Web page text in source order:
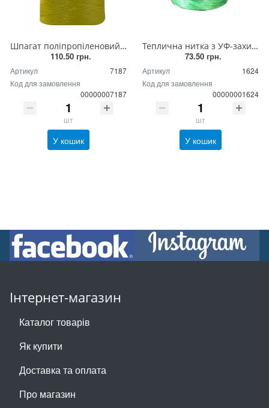
Шпагат поліпропіленовий Jute RD 400 грам
110.50 грн.
Артикул
7187
Код для замовлення
00000007187
шт
У кошик
Теплична нитка з УФ-захисною добавкою від дії сонця 250 гр
73.50 грн.
Артикул
1624
Код для замовлення
00000001624
шт
У кошик
Інтернет-магазин
Каталог товарів
Як купити
Доставка та оплата
Про магазин